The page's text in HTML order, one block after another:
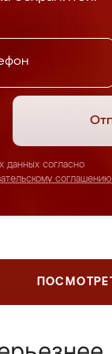
данных согласно
соглашению